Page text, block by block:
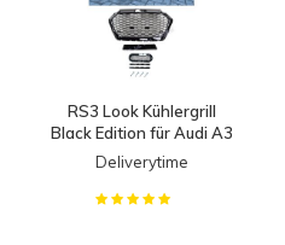
RS3 Look Kühlergrill
Black Edition für Audi A3
8V / S line / S3
Deliverytime